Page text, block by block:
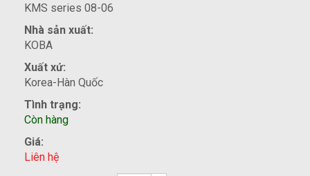
KMS series 08-06
Nhà sản xuất:
KOBA
Xuất xứ:
Korea-Hàn Quốc
Tình trạng:
Còn hàng
Giá:
Liên hệ